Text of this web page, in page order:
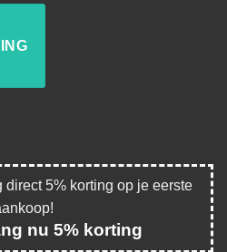
direct 5% korting op je eerste
nu 5% korting